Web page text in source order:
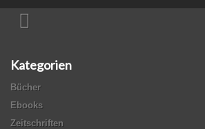
Kategorien
Bücher
Ebooks
Zeitschriften